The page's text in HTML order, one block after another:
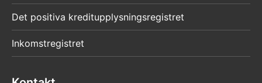
Det positiva kreditupplysningsregistret
Inkomstregistret